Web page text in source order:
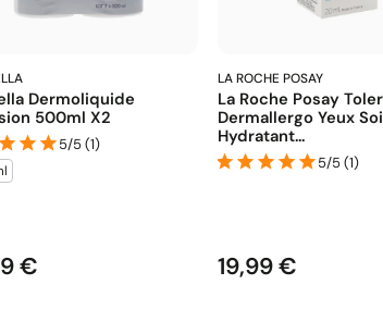
Dermoliquide
500ml X2
5/5 (1)
€
LA ROCHE POSAY
La Roche Posay
Dermallergo Yeux
Hydratant...
5/5 (1)
Prix
19,99 €